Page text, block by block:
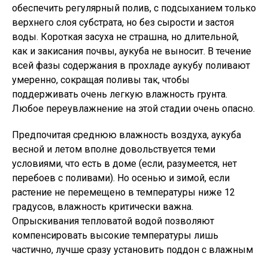
обеспечить регулярный полив, с подсыханием только
верхнего слоя субстрата, но без сырости и застоя
воды. Короткая засуха не страшна, но длительной,
как и закисания почвы, аукуба не выносит. В течение
всей фазы содержания в прохладе аукубу поливают
умеренно, сокращая поливы так, чтобы
поддерживать очень легкую влажность грунта.
Любое переувлажнение на этой стадии очень опасно.
Предпочитая среднюю влажность воздуха, аукуба
весной и летом вполне довольствуется теми
условиями, что есть в доме (если, разумеется, нет
перебоев с поливами). Но осенью и зимой, если
растение не перемещено в температуры ниже 12
градусов, влажность критически важна.
Опрыскивания тепловатой водой позволяют
компенсировать высокие температуры лишь
частично, лучше сразу установить поддон с влажным